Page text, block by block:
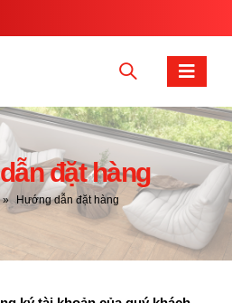
đặt hàng
» Hướng dẫn đặt hàng